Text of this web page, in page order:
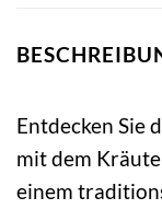
Entdecken Sie
mit dem
einem